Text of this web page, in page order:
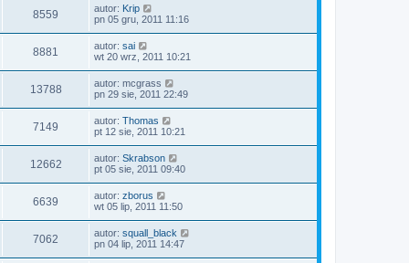
8559 autor: Krip
pn 05 gru, 2011 11:16
8881 autor: sai
wt 20 wrz, 2011 10:21
13788 autor: mcgrass
pn 29 sie, 2011 22:49
7149 autor: Thomas
pt 12 sie, 2011 10:21
12662 autor: Skrabson
pt 05 sie, 2011 09:40
6639 autor: zborus
wt 05 lip, 2011 11:50
7062 autor: squall_black
pn 04 lip, 2011 14:47